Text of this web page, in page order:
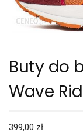
Buty do
Wave
399,00 zł